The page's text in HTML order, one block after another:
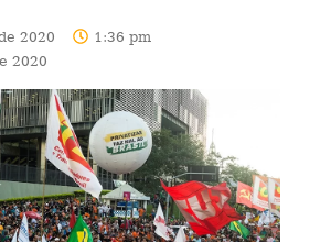
2020
1:36 pm
2020